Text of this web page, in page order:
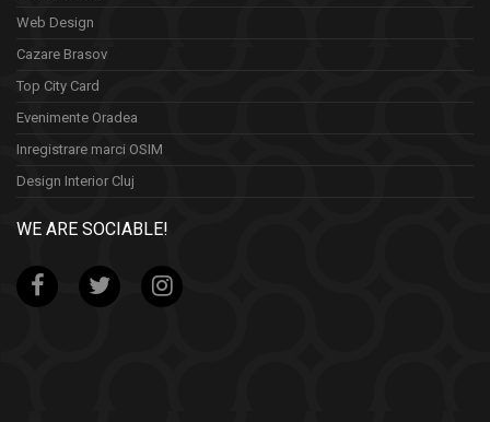
Web Design
Cazare Brasov
Top City Card
Evenimente Oradea
Inregistrare marci OSIM
Design Interior Cluj
WE ARE SOCIABLE!